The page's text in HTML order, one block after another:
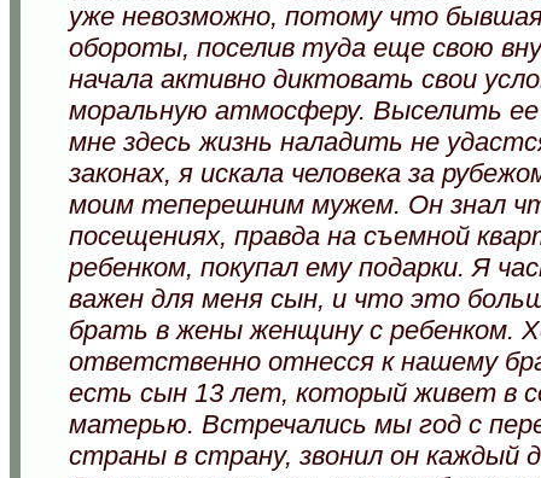
уже невозможно, потому что
обороты, поселив туда еще свою
начала активно диктовать свои
моральную атмосферу. Выселить
мне здесь жизнь наладить не
законах, я искала человека за
моим теперешним мужем. Он знал
посещениях, правда на съемной
ребенком, покупал ему подарки. Я
важен для меня сын, и что это
брать в жены женщину с ребенком.
ответственно отнесся к нашему
есть сын 13 лет, который живет в
матерью. Встречались мы год с
страны в страну, звонил он каждый